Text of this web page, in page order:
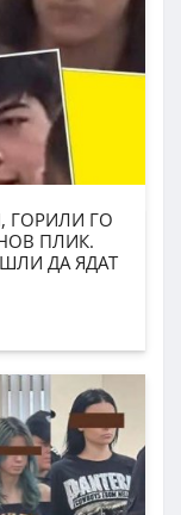
ГОРИЛИ ГО
ПЛИК.
ДА ЯДАТ